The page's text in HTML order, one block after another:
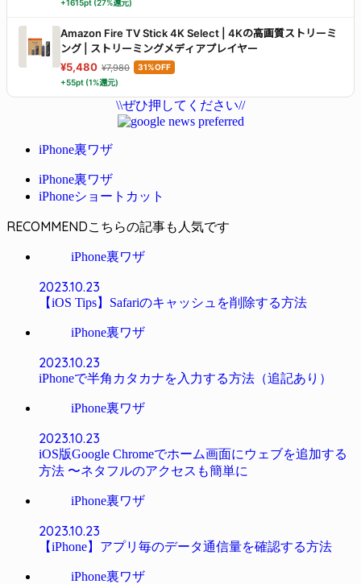
+1615pt (27%還元)
Amazon Fire TV Stick 4K Select | 4Kの高画質ストリーミ
ング | ストリーミングメディアプレイヤー
¥5,480 ¥7,980
31%OFF
+55pt (1%還元)
\\ぜひ押してください//
iPhone裏ワザ
iPhone裏ワザ
iPhoneショートカット
RECOMMEND
iPhone裏ワザ
2023.10.23
【iOS Tips】Safariのキャッシュを削除する方法
iPhone裏ワザ
2023.10.23
iPhoneで半角カタカナを入力する方法（追記あり）
iPhone裏ワザ
2023.10.23
iOS版Google Chromeでホーム画面にウェブを追加する
方法 〜ネタフルのアクセスも簡単に
iPhone裏ワザ
2023.10.23
【iPhone】アプリ毎のデータ通信量を確認する方法
iPhone裏ワザ